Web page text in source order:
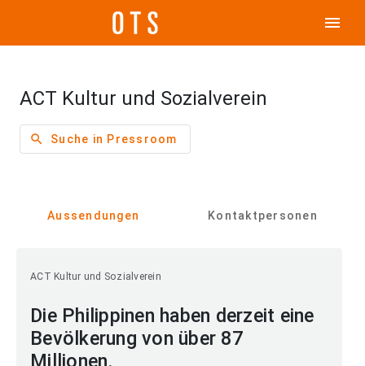
menu
ACT Kultur und Sozialverein
search Suche in Pressroom
Aussendungen Kontaktpersonen
ACT Kultur und Sozialverein
Die Philippinen haben derzeit eine
Bevölkerung von über 87
Millionen.